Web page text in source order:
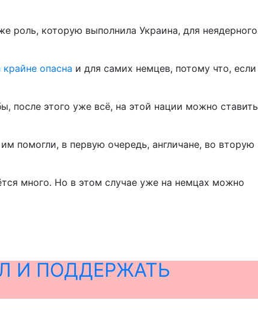
роль, которую выполнила Украина, для неядерного
крайне опасна и для самих немцев, потому что, если
после этого уже всё, на этой нации можно ставить
помогли, в первую очередь, англичане, во вторую
много. Но в этом случае уже на немцах можно
И ПОДДЕРЖАТЬ